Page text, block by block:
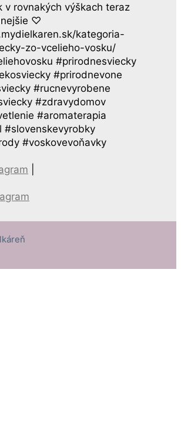
v rovnakých výškach teraz
♡
kategoria-
zo-vcelieho-vosku/
#prirodnesviecky
#prirodnevone
#rucnevyrobene
#zdravydomov
#aromaterapia
#slovenskevyrobky
#voskovevoňavky